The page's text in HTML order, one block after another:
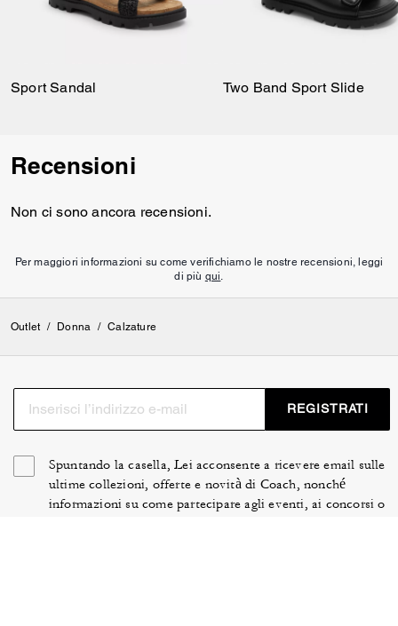
Sport Sandal Two Band Sport Slide
Recensioni
Non ci sono ancora recensioni.
Per maggiori informazioni su come verifichiamo le nostre recensioni, leggi
di più qui
Outlet / Donna / Calzature
REGISTRATI
Spuntando la casella, Lei acconsente a ricevere email sulle
ultime collezioni, offerte e novità di Coach, nonché
informazioni su come partecipare agli eventi, ai concorsi o